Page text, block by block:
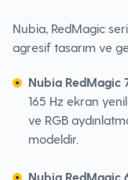
Nubia, RedMagic
agresif tasarım ve
Nubia RedMagic
165 Hz ekran
ve RGB
modeldir.
Nubia RedMagic